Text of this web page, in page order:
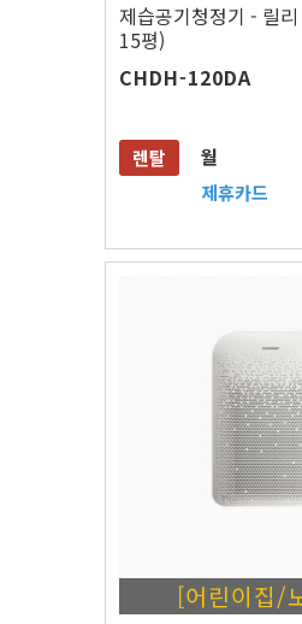
제습공기청정기 - 릴
15평)
CHDH-120DA
렌탈 월
제휴카드
[어린이집/